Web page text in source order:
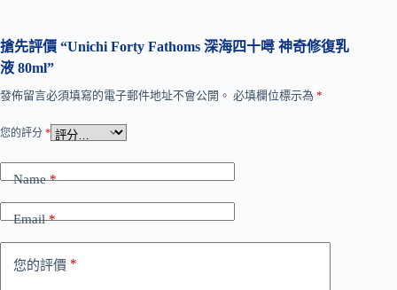
搶先評價 “Unichi Forty Fathoms 深海四十噚 神奇修復乳
液 80ml”
發佈留言必須填寫的電子郵件地址不會公開。 必填欄位標示為 *
您的評分 *
Name*
Email*
您的評價 *